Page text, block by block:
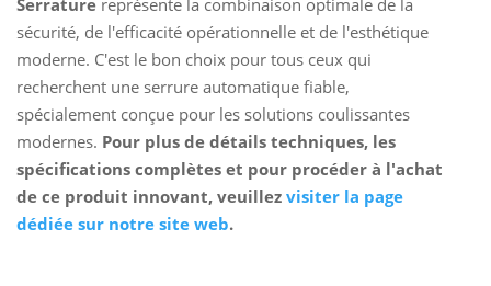
sécurité, de l'efficacité opérationnelle et de l'esthétique
moderne. C'est le bon choix pour tous ceux qui
recherchent une serrure automatique fiable,
spécialement conçue pour les solutions coulissantes
modernes. Pour plus de détails techniques, les
spécifications complètes et pour procéder à l'achat
de ce produit innovant, veuillez visiter la page
dédiée sur notre site web.